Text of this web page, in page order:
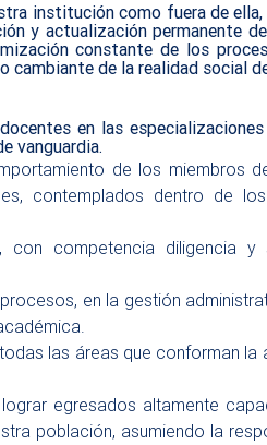
institución como fuera de
y actualización permanente
constante de los
de la realidad social
en las
vanguardia.
de los miembros
contemplados dentro de
con competencia diligencia
en la gestión
las áreas que conforman la
egresados altamente
población, asumiendo la